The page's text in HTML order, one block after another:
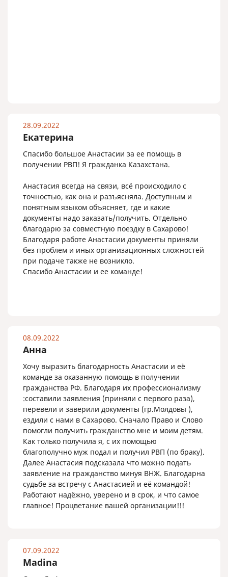
28.09.2022
Екатерина
Спасибо большое Анастасии за ее помощь в
получении РВП! Я гражданка Казахстана.
Анастасия всегда на связи, всё происходило с
точностью, как она и разъясняла. Доступным и
понятным языком объясняет, где и какие
документы надо заказать/получить. Отдельно
благодарю за совместную поездку в Сахарово!
Благодаря работе Анастасии документы приняли
без проблем и иных организационных сложностей
при подаче также не возникло.
Спасибо Анастасии и ее команде!
08.09.2022
Анна
Хочу выразить благодарность Анастасии и её
команде за оказанную помощь в получении
гражданства РФ. Благодаря их профессионализму
:составили заявления (приняли с первого раза),
перевели и заверили документы (гр.Молдовы ),
ездили с нами в Сахарово. Сначало Право и Слово
помогли получить гражданство мне и моим детям.
Как только получила я, с их помощью
благополучно муж подал и получил РВП (по браку).
Далее Анастасия подсказала что можно подать
заявление на гражданство минуя ВНЖ. Благодарна
судьбе за встречу с Анастасией и её командой!
Работают надёжно, уверено и в срок, и что самое
главное! Процветание вашей организации!!!
07.09.2022
Madina